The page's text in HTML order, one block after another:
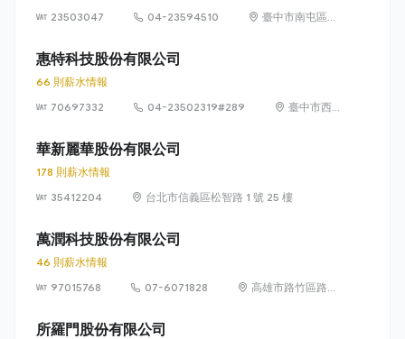
23503047
04-23594510
臺中市南屯區文
惠特科技股份有限公司
66 則薪水情報
70697332
04-23502319#289
臺中市西
華新麗華股份有限公司
178 則薪水情報
35412204
台北市信義區松智路 1 號 25 樓
萬潤科技股份有限公司
46 則薪水情報
97015768
07-6071828
高雄市路竹區路科
所羅門股份有限公司